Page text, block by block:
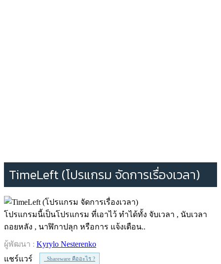
TimeLeft (โปรแกรม จัดการเรื่องเวลา)
โปรแกรมนี้เป็นโปรแกรม ที่เอาไว้ ทำได้ทั้ง จับเวลา , นับเวลา
ถอยหลัง , นาฬิกาปลุก หรือการ แจ้งเตือน..
ผู้พัฒนา : Kyrylo Nesterenko
แชร์แวร์
Shareware คืออะไร ?